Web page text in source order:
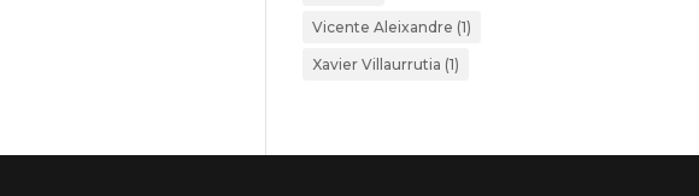
Vicente Aleixandre (1)
Xavier Villaurrutia (1)